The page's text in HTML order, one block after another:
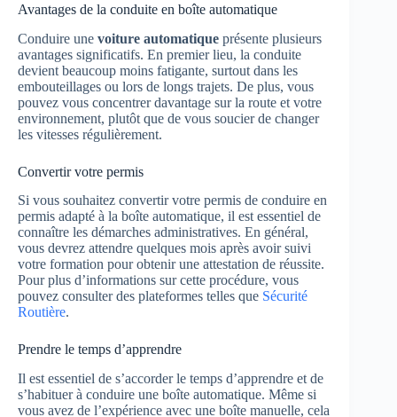
Avantages de la conduite en boîte automatique
Conduire une voiture automatique présente plusieurs
avantages significatifs. En premier lieu, la conduite
devient beaucoup moins fatigante, surtout dans les
embouteillages ou lors de longs trajets. De plus, vous
pouvez vous concentrer davantage sur la route et votre
environnement, plutôt que de vous soucier de changer
les vitesses régulièrement.
Convertir votre permis
Si vous souhaitez convertir votre permis de conduire en
permis adapté à la boîte automatique, il est essentiel de
connaître les démarches administratives. En général,
vous devrez attendre quelques mois après avoir suivi
votre formation pour obtenir une attestation de réussite.
Pour plus d’informations sur cette procédure, vous
pouvez consulter des plateformes telles que Sécurité
Routière.
Prendre le temps d’apprendre
Il est essentiel de s’accorder le temps d’apprendre et de
s’habituer à conduire une boîte automatique. Même si
vous avez de l’expérience avec une boîte manuelle, cela